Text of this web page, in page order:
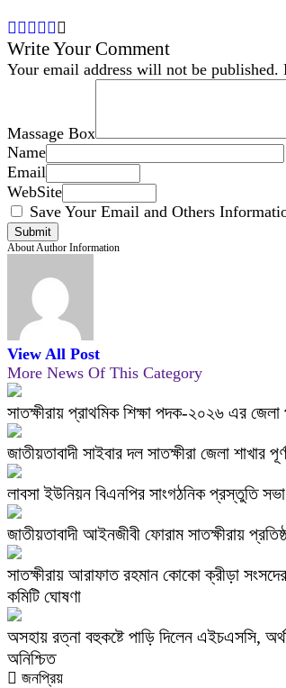
Write Your Comment
Your email address will not be published.
Massage Box
Name
Email
WebSite
Save Your Email and Others
About Author Information
View All Post
More News Of This Category
সাতক্ষীরায় প্রাথমিক শিক্ষা পদক-২০২৬ এর জেলা
জাতীয়তাবাদী সাইবার দল সাতক্ষীরা জেলা শাখার
লাবসা ইউনিয়ন বিএনপির সাংগঠনিক প্রস্তুতি
জাতীয়তাবাদী আইনজীবী ফোরাম সাতক্ষীরায়
সাতক্ষীরায় আরাফাত রহমান কোকো ক্রীড়া
কমিটি ঘোষণা
অসহায় রত্না বহুকষ্টে পাড়ি দিলেন এইচএসসি,
অনিশ্চিত
জনপ্রিয়